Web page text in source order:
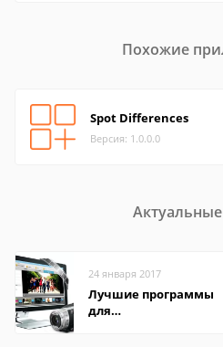
Похожие
Spot Differences
Версия: 1.0.0.0
Актуальные
24 января 2017
Лучшие программы
для